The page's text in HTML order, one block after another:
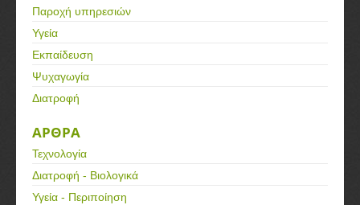
Παροχή υπηρεσιών
Υγεία
Εκπαίδευση
Ψυχαγωγία
Διατροφή
ΑΡΘΡΑ
Τεχνολογία
Διατροφή - Βιολογικά
Υγεία - Περιποίηση